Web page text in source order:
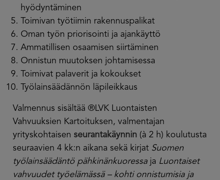
hyödyntäminen
Toimivan työtiimin rakennuspalikat
Oman työn priorisointi ja ajankäyttö
Ammatillisen osaamisen siirtäminen
Onnistun muutoksen johtamisessa
Toimivat palaverit ja kokoukset
Työlainsäädännön läpileikkaus
Valmennus sisältää ®LVK Luontaisten
Vahvuuksien Kartoituksen, valmentajan
yrityskohtaisen seurantakäynnin (à 2 h) koulutusta
seuraavien 4 kk:n aikana sekä kirjat Suomen
työlainsäädäntö pähkinänkuoressaja Luontaiset
vahvuudet työelämässä – kohti onnistumisia ja